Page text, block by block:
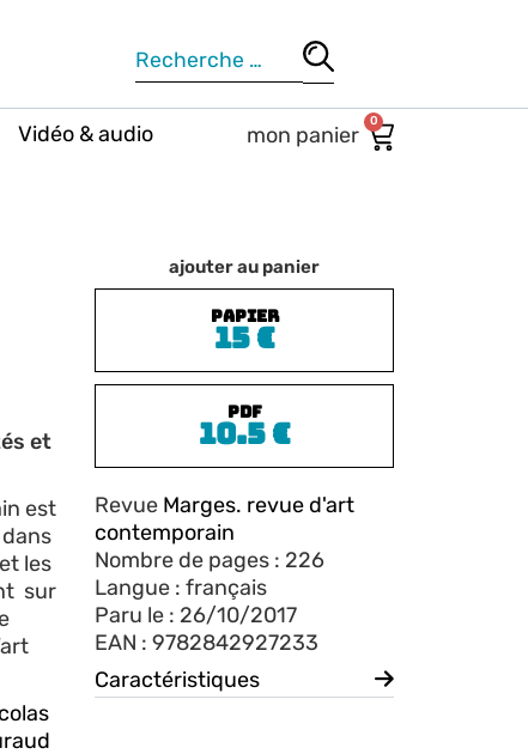
Vidéo & audio 0
et
est
les
sur
ajouter au panier
PAPIER
15€
PDF
10.5€
Revue Marges. revue d'art
contemporain
Nombre de pages : 226
Langue : français
Paru le : 26/10/2017
EAN : 9782842927233
Caractéristiques